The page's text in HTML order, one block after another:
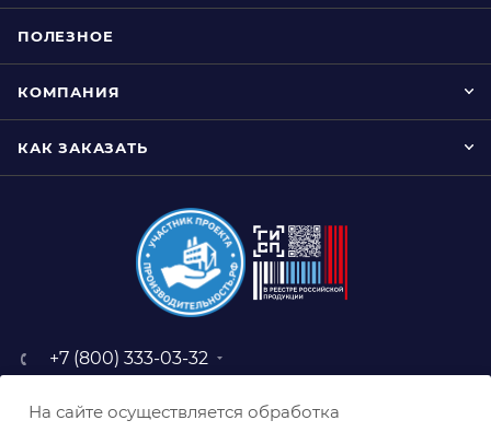
ПОЛЕЗНОЕ
КОМПАНИЯ
КАК ЗАКАЗАТЬ
+7 (800) 333-03-32
baz@belabraziv.ru
На сайте осуществляется обработка